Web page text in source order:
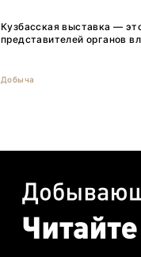
Кузбасская выставка —
представителей органов
Добыча